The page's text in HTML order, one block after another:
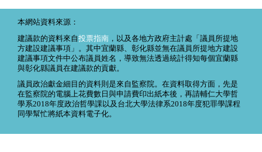
本網站資料來源：
建議款的資料來自投票指南 ，以及各地方政府主計處「議員所提地
方建設建議事項」。其中宜蘭縣、彰化縣並無在議員所提地方建設
建議事項文件中公布議員姓名，導致無法透過統計得知每個宜蘭縣
與彰化縣議員在建議款的貢獻。
議員政治獻金細目的資料則是來自監察院。在資料取得方面，先是
在監察院的電腦上花費數日與申請費印出紙本後，再請輔仁大學哲
學系2018年度政治哲學課以及台北大學法律系2018年度犯罪學課程
同學幫忙將紙本資料電子化。